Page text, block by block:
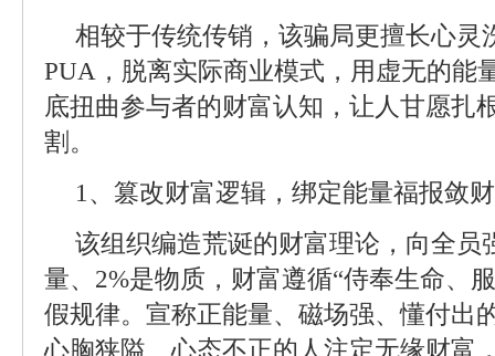
相较于传统传销，该骗局更擅长心灵
PUA，脱离实际商业模式，用虚无的能
底扭曲参与者的财富认知，让人甘愿扎
割。
1、篡改财富逻辑，绑定能量福报敛财
该组织编造荒诞的财富理论，向全员
量、2%是物质，财富遵循“侍奉生命、
假规律。宣称正能量、磁场强、懂付出
心胸狭隘、心态不正的人注定无缘财富